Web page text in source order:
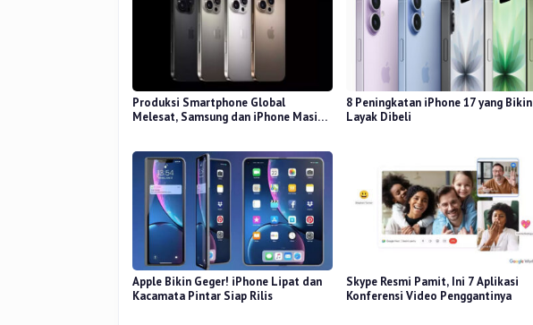
Produksi Smartphone Global
Melesat, Samsung dan iPhone Masih
8 Peningkatan iPhone 17 yang Bikin
Layak Dibeli
Apple Bikin Geger! iPhone Lipat dan
Kacamata Pintar Siap Rilis
Skype Resmi Pamit, Ini 7 Aplikasi
Konferensi Video Penggantinya